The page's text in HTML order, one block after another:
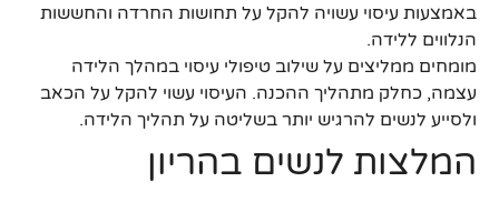
באמצעות עיסוי עשויה להקל על תחושות החרדה והחששות
הנלווים ללידה.
מומחים ממליצים על שילוב טיפולי עיסוי במהלך הלידה
עצמה, כחלק מתהליך ההכנה. העיסוי עשוי להקל על הכאב
ולסייע לנשים להרגיש יותר בשליטה על תהליך הלידה.
המלצות לנשים בהריון